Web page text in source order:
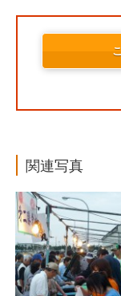
関連写真